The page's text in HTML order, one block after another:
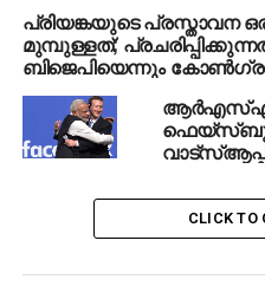
https://t.co/
— Rahul
2018
പ്രിയങ്കയുടെ പ്രസ്താവന
മുമ്പുള്ളത്;
ബിജെപിയെന്നും
CLICK TO